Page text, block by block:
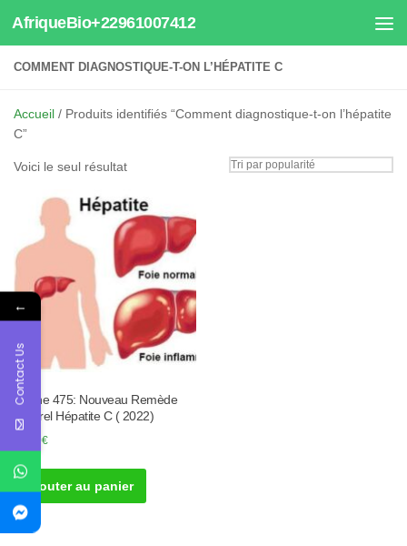
Au dessous du contenu
AfriqueBio+22961007412
COMMENT DIAGNOSTIQUE-T-ON L’HÉPATITE C
Accueil / Produits identifiés “Comment diagnostique-t-on l’hépatite
C”
Voici le seul résultat
Tisane 475: Nouveau Remède
Naturel Hépatite C ( 2022)
30.00€
Ajouter au panier
←
Contact Us